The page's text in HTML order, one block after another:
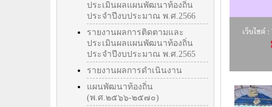
ประเมินผลแผนพัฒนาท้องถิ่น
ประจำปีงบประมาณ พ.ศ.2566
รายงานผลการติดตามและ
ประเมินผลแผนพัฒนาท้องถิ่น
ประจำปีงบประมาณ พ.ศ.2565
รายงานผลการดำเนินงาน
แผนพัฒนาท้องถิ่น
(พ.ศ.๒๕๖๖-๒๕๗๐)